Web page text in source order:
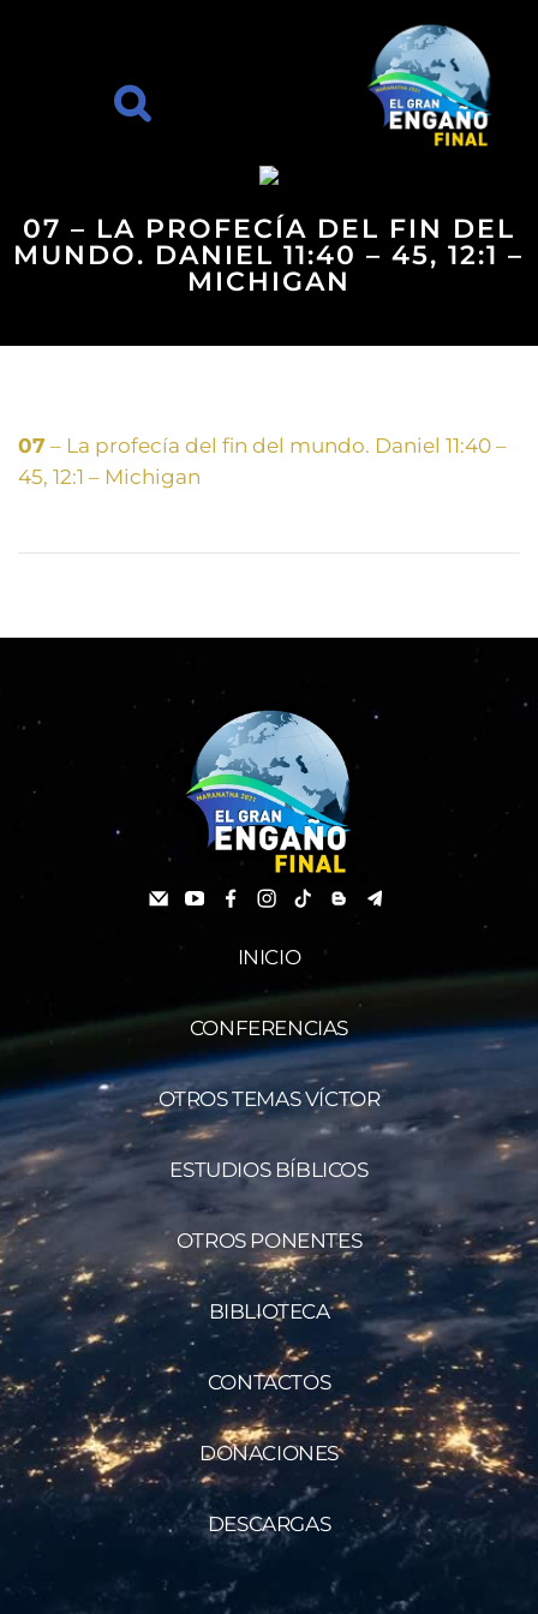
07 – LA PROFECÍA DEL FIN DEL
MUNDO. DANIEL 11:40 – 45, 12:1 –
MICHIGAN
07 – La profecía del fin del mundo. Daniel 11:40 –
45, 12:1 – Michigan
INICIO
CONFERENCIAS
OTROS TEMAS VÍCTOR
ESTUDIOS BÍBLICOS
OTROS PONENTES
BIBLIOTECA
CONTACTOS
DONACIONES
DESCARGAS